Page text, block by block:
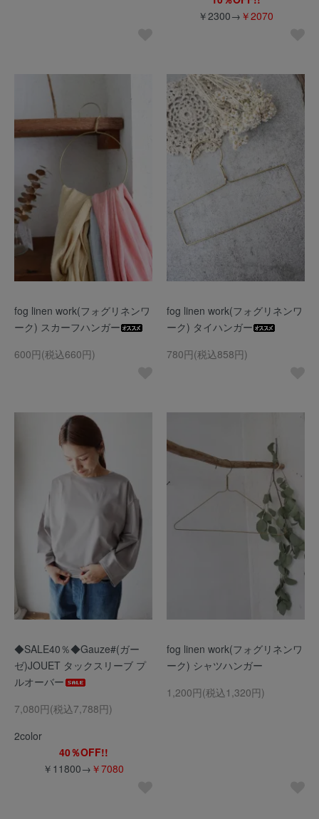
￥2300→ ￥2070
fog linen work(フォグリネンワ
ーク) スカーフハンガー
600円(税込660円)
fog linen work(フォグリネンワ
ーク) タイハンガー
780円(税込858円)
◆SALE40％◆Gauze#(ガー
ゼ)JOUET タックスリーブ プ
ルオーバー
7,080円(税込7,788円)
2color
40％OFF!!
￥11800→ ￥7080
fog linen work(フォグリネンワ
ーク) シャツハンガー
1,200円(税込1,320円)